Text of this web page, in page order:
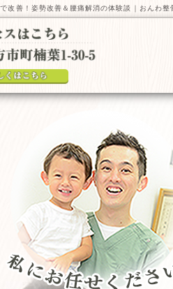
改善！姿勢改善＆腰痛解消の体験談｜おんわ整